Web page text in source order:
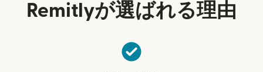
Remitlyが選ばれる理由